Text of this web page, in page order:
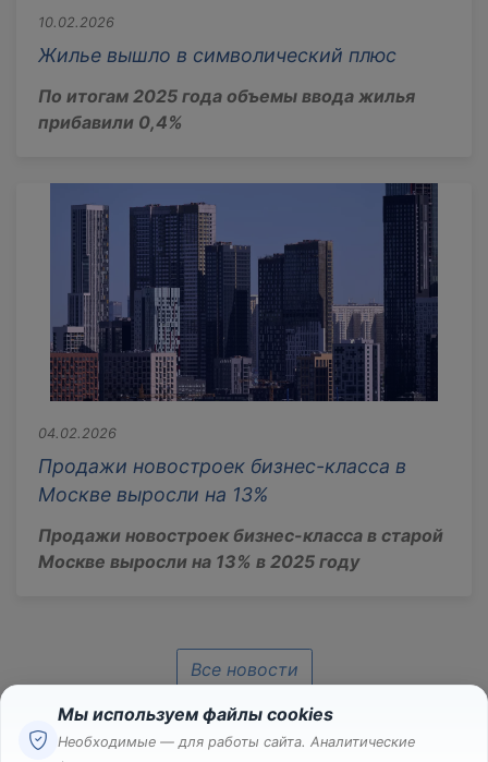
10.02.2026
Жилье вышло в символический плюс
По итогам 2025 года объемы ввода жилья
прибавили 0,4%
04.02.2026
Продажи новостроек бизнес-класса в
Москве выросли на 13%
Продажи новостроек бизнес-класса в старой
Москве выросли на 13% в 2025 году
Все новости
Мы используем файлы cookies
Необходимые — для работы сайта. Аналитические